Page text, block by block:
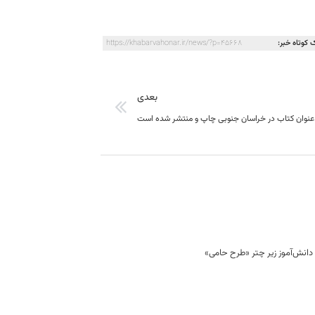
کوتاه خبر: https://khabarvahonar.ir/news/?p=45668
بعدی